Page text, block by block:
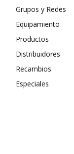
Grupos y Redes
Equipamiento
Productos
Distribuidores
Recambios
Especiales